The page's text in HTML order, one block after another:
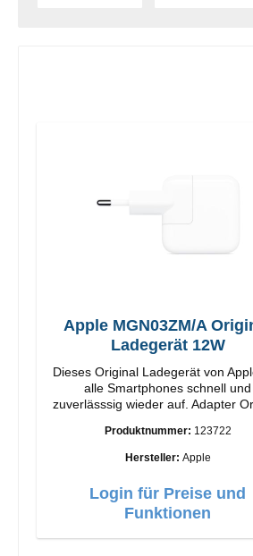
Apple MGN03ZM/A
Ladegerät 12W
Dieses Original Ladegerät von
alle Smartphones schnell und
zuverlässsig wieder auf. Adapter Original
Anschlüsse: USB-A Output: 12W
Weiß
Produktnummer: 123722
Hersteller: Apple
Login für Preise und
Funktionen